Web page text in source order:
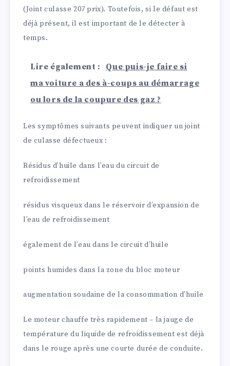
(Joint culasse 207 prix). Toutefois, si le défaut est
déjà présent, il est important de le détecter à
temps.
Lire également :
Que puis-je faire si
ma voiture a des à-coups au démarrage
ou lors de la coupure des gaz ?
Les symptômes suivants peuvent indiquer un joint
de culasse défectueux :
Résidus d’huile dans l’eau du circuit de
refroidissement
résidus visqueux dans le réservoir d’expansion de
l’eau de refroidissement
également de l’eau dans le circuit d’huile
points humides dans la zone du bloc moteur
augmentation soudaine de la consommation d’huile
Le moteur chauffe très rapidement – la jauge de
température du liquide de refroidissement est déjà
dans le rouge après une courte durée de conduite.